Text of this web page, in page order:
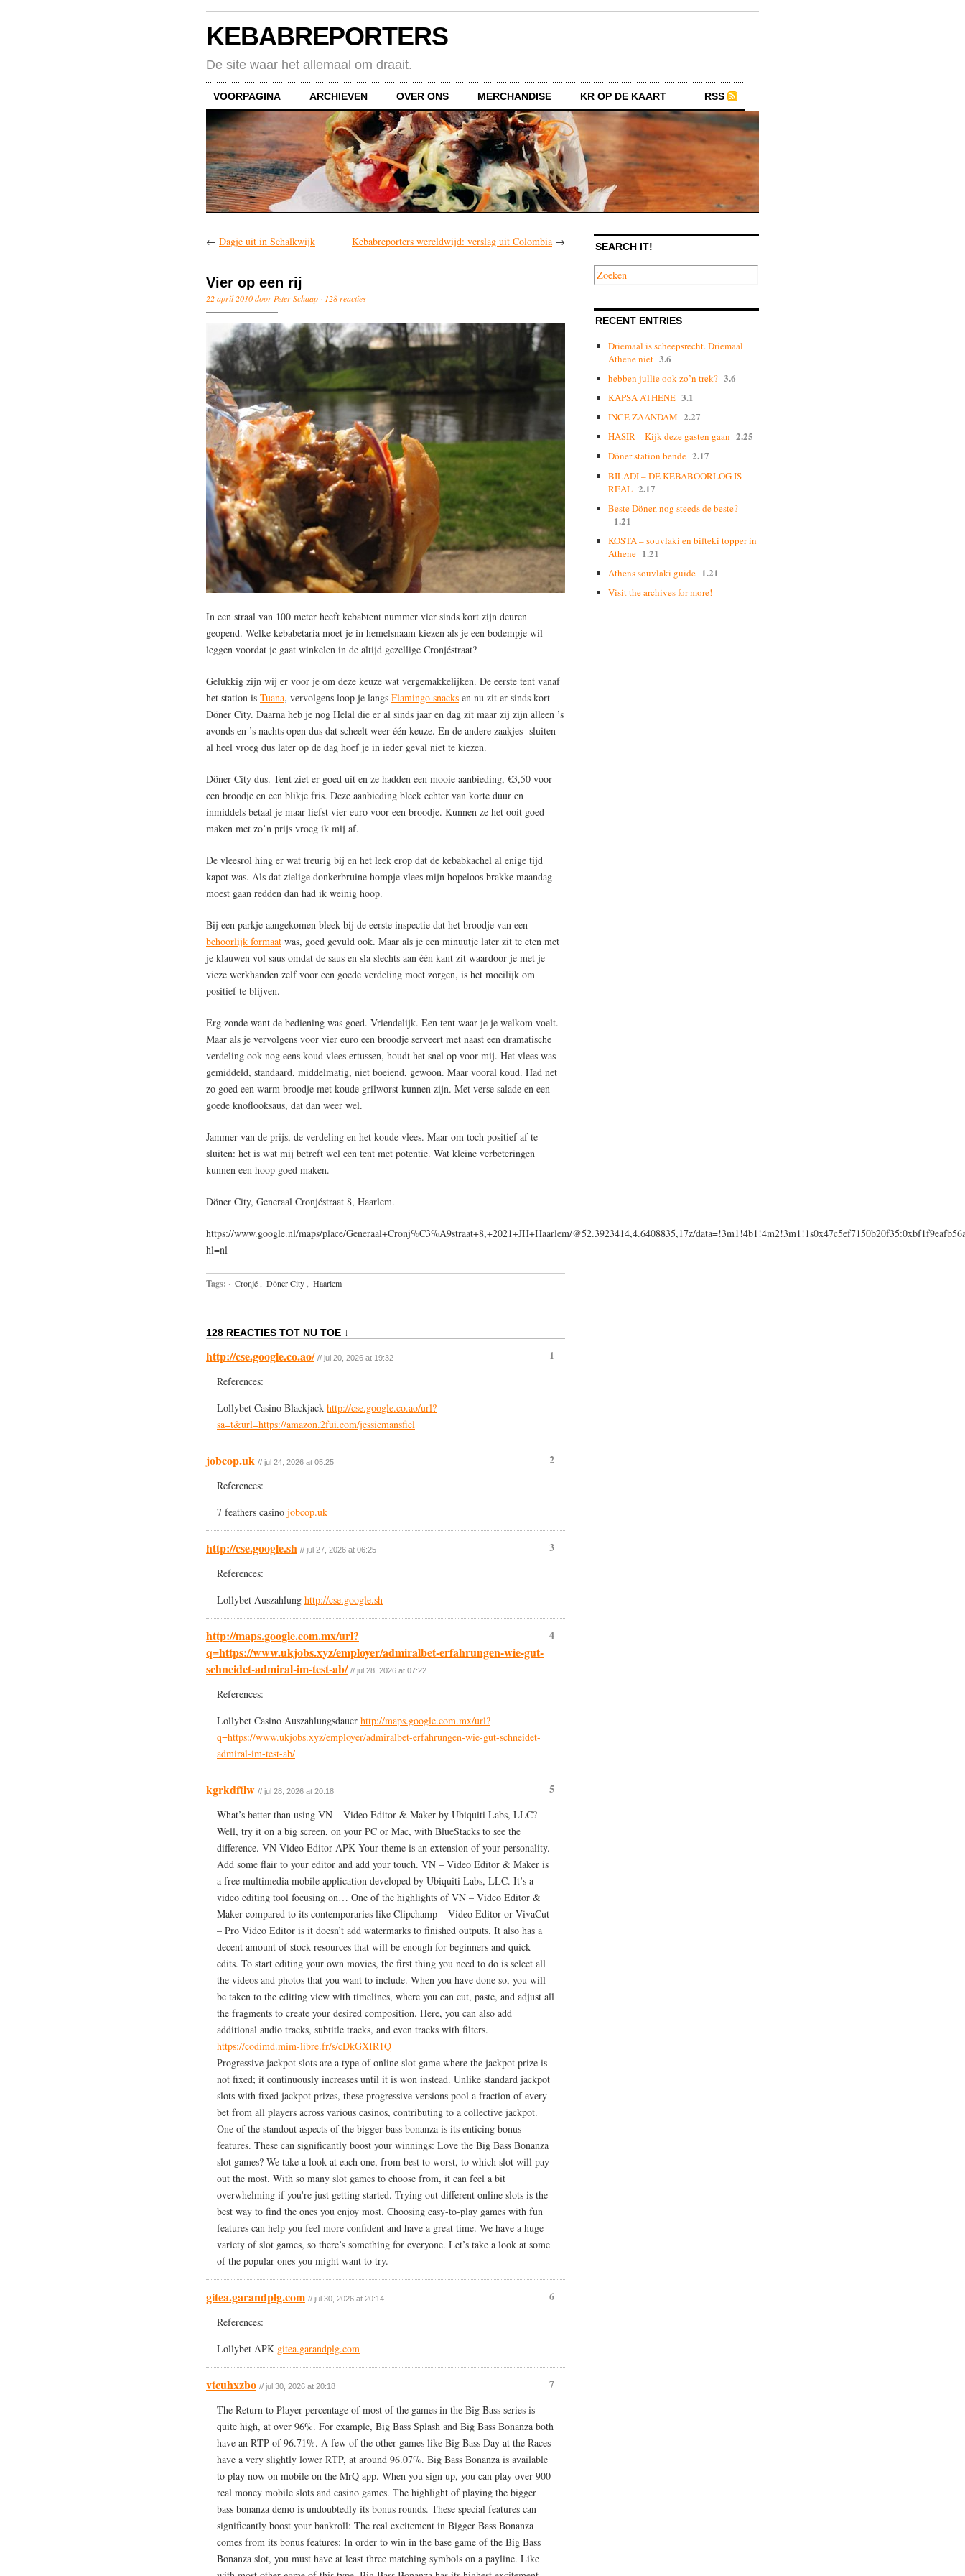
KEBABREPORTERS
De site waar het allemaal om draait.
VOORPAGINA ARCHIEVEN OVER ONS MERCHANDISE KR OP DE KAART RSS
← Dagje uit in Schalkwijk Kebabreporters wereldwijd: verslag uit Colombia →
Vier op een rij
22 april 2010 door Peter Schaap · 128 reacties
In een straal van 100 meter heeft kebabtent nummer vier sinds kort zijn deuren
geopend. Welke kebabetaria moet je in hemelsnaam kiezen als je een bodempje wil
leggen voordat je gaat winkelen in de altijd gezellige Cronjéstraat?
Gelukkig zijn wij er voor je om deze keuze wat vergemakkelijken. De eerste tent vanaf
het station is Tuana, vervolgens loop je langs Flamingo snacks en nu zit er sinds kort
Döner City. Daarna heb je nog Helal die er al sinds jaar en dag zit maar zij zijn alleen ’s
avonds en ’s nachts open dus dat scheelt weer één keuze. En de andere zaakjes sluiten
al heel vroeg dus later op de dag hoef je in ieder geval niet te kiezen.
Döner City dus. Tent ziet er goed uit en ze hadden een mooie aanbieding, €3,50 voor
een broodje en een blikje fris. Deze aanbieding bleek echter van korte duur en
inmiddels betaal je maar liefst vier euro voor een broodje. Kunnen ze het ooit goed
maken met zo’n prijs vroeg ik mij af.
De vleesrol hing er wat treurig bij en het leek erop dat de kebabkachel al enige tijd
kapot was. Als dat zielige donkerbruine hompje vlees mijn hopeloos brakke maandag
moest gaan redden dan had ik weinig hoop.
Bij een parkje aangekomen bleek bij de eerste inspectie dat het broodje van een
behoorlijk formaat was, goed gevuld ook. Maar als je een minuutje later zit te eten met
je klauwen vol saus omdat de saus en sla slechts aan één kant zit waardoor je met je
vieze werkhanden zelf voor een goede verdeling moet zorgen, is het moeilijk om
positief te blijven.
Erg zonde want de bediening was goed. Vriendelijk. Een tent waar je je welkom voelt.
Maar als je vervolgens voor vier euro een broodje serveert met naast een dramatische
verdeling ook nog eens koud vlees ertussen, houdt het snel op voor mij. Het vlees was
gemiddeld, standaard, middelmatig, niet boeiend, gewoon. Maar vooral koud. Had net
zo goed een warm broodje met koude grilworst kunnen zijn. Met verse salade en een
goede knoflooksaus, dat dan weer wel.
Jammer van de prijs, de verdeling en het koude vlees. Maar om toch positief af te
sluiten: het is wat mij betreft wel een tent met potentie. Wat kleine verbeteringen
kunnen een hoop goed maken.
Döner City, Generaal Cronjéstraat 8, Haarlem.
https://www.google.nl/maps/place/Generaal+Cronj%C3%A9straat+8,+2021+JH+Haarlem/@52.3923414,4.6408835,17z/
hl=nl
Tags: · Cronjé Döner City Haarlem
128 REACTIES TOT NU TOE ↓
1
http://cse.google.co.ao/ // jul 20, 2026 at 19:32
References:
Lollybet Casino Blackjack http://cse.google.co.ao/url?
sa=t&url=https://amazon.2fui.com/jessiemansfiel
2
jobcop.uk // jul 24, 2026 at 05:25
References:
7 feathers casino jobcop.uk
3
http://cse.google.sh // jul 27, 2026 at 06:25
References:
Lollybet Auszahlung http://cse.google.sh
4
http://maps.google.com.mx/url?
q=https://www.ukjobs.xyz/employer/admiralbet-erfahrungen-wie-gut-
schneidet-admiral-im-test-ab/ // jul 28, 2026 at 07:22
References:
Lollybet Casino Auszahlungsdauer http://maps.google.com.mx/url?
q=https://www.ukjobs.xyz/employer/admiralbet-erfahrungen-wie-gut-schneidet-
admiral-im-test-ab/
5
kgrkdftlw // jul 28, 2026 at 20:18
What’s better than using VN – Video Editor & Maker by Ubiquiti Labs, LLC?
Well, try it on a big screen, on your PC or Mac, with BlueStacks to see the
difference. VN Video Editor APK Your theme is an extension of your personality.
Add some flair to your editor and add your touch. VN – Video Editor & Maker is
a free multimedia mobile application developed by Ubiquiti Labs, LLC. It’s a
video editing tool focusing on… One of the highlights of VN – Video Editor &
Maker compared to its contemporaries like Clipchamp – Video Editor or VivaCut
– Pro Video Editor is it doesn’t add watermarks to finished outputs. It also has a
decent amount of stock resources that will be enough for beginners and quick
edits. To start editing your own movies, the first thing you need to do is select all
the videos and photos that you want to include. When you have done so, you will
be taken to the editing view with timelines, where you can cut, paste, and adjust all
the fragments to create your desired composition. Here, you can also add
additional audio tracks, subtitle tracks, and even tracks with filters.
https://codimd.mim-libre.fr/s/cDkGXIR1Q
Progressive jackpot slots are a type of online slot game where the jackpot prize is
not fixed; it continuously increases until it is won instead. Unlike standard jackpot
slots with fixed jackpot prizes, these progressive versions pool a fraction of every
bet from all players across various casinos, contributing to a collective jackpot.
One of the standout aspects of the bigger bass bonanza is its enticing bonus
features. These can significantly boost your winnings: Love the Big Bass Bonanza
slot games? We take a look at each one, from best to worst, to which slot will pay
out the most. With so many slot games to choose from, it can feel a bit
overwhelming if you're just getting started. Trying out different online slots is the
best way to find the ones you enjoy most. Choosing easy-to-play games with fun
features can help you feel more confident and have a great time. We have a huge
variety of slot games, so there’s something for everyone. Let’s take a look at some
of the popular ones you might want to try.
6
gitea.garandplg.com // jul 30, 2026 at 20:14
References:
Lollybet APK gitea.garandplg.com
7
vtcuhxzbo // jul 30, 2026 at 20:18
The Return to Player percentage of most of the games in the Big Bass series is
quite high, at over 96%. For example, Big Bass Splash and Big Bass Bonanza both
have an RTP of 96.71%. A few of the other games like Big Bass Day at the Races
have a very slightly lower RTP, at around 96.07%. Big Bass Bonanza is available
to play now on mobile on the MrQ app. When you sign up, you can play over 900
real money mobile slots and casino games. The highlight of playing the bigger
bass bonanza demo is undoubtedly its bonus rounds. These special features can
significantly boost your bankroll: The real excitement in Bigger Bass Bonanza
comes from its bonus features: In order to win in the base game of the Big Bass
Bonanza slot, you must have at least three matching symbols on a payline. Like
SEARCH IT!
RECENT ENTRIES
Driemaal is scheepsrecht. Driemaal
Athene niet 3.6
hebben jullie ook zo’n trek? 3.6
KAPSA ATHENE 3.1
INCE ZAANDAM 2.27
HASIR – Kijk deze gasten gaan 2.25
Döner station bende 2.17
BILADI – DE KEBABOORLOG IS
REAL 2.17
Beste Döner, nog steeds de beste?
1.21
KOSTA – souvlaki en bifteki topper in
Athene 1.21
Athens souvlaki guide 1.21
Visit the archives for more!